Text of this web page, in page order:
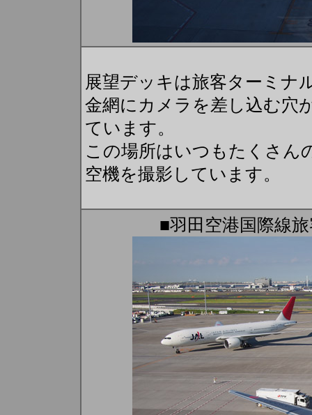
展望デッキは旅客ターミナ
金網にカメラを差し込む穴
ています。
この場所はいつもたくさん
空機を撮影しています。
■羽田空港国際線